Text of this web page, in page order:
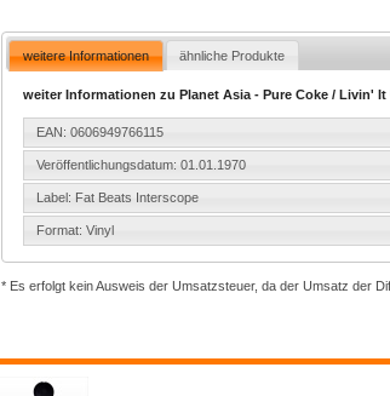
weitere Informationen ähnliche Produkte
weiter Informationen zu Planet Asia - Pure Coke / Livin' It
EAN: 0606949766115
Veröffentlichungsdatum: 01.01.1970
Label: Fat Beats Interscope
Format: Vinyl
* Es erfolgt kein Ausweis der Umsatzsteuer, da der Umsatz der